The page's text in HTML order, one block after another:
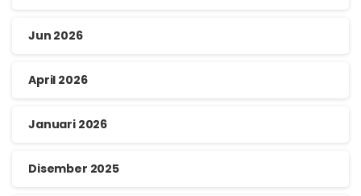
Jun 2026
April 2026
Januari 2026
Disember 2025